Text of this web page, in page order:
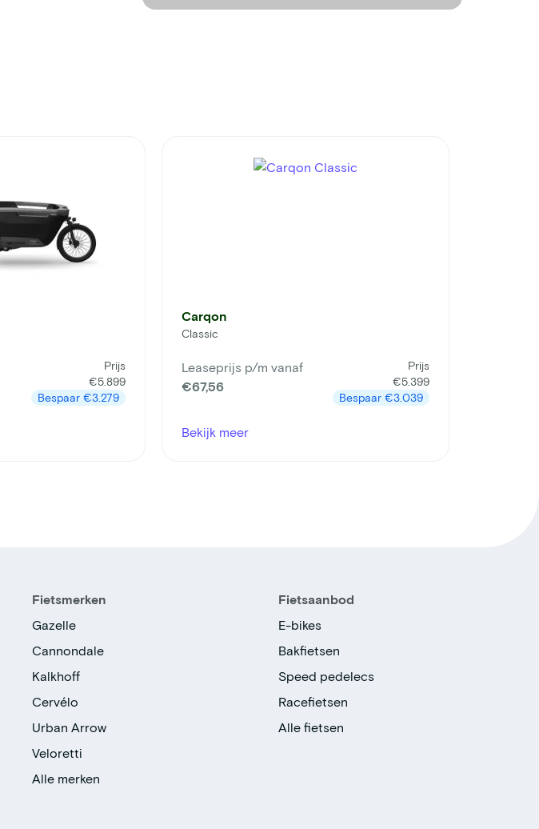
Prijs
€5.899
Bespaar €3.279
Carqon
Classic
Leaseprijs p/m vanaf
€67,56
Prijs
€5.399
Bespaar €3.039
Bekijk meer
Fietsmerken
Gazelle
Cannondale
Kalkhoff
Cervélo
Urban Arrow
Veloretti
Alle merken
Fietsaanbod
E-bikes
Bakfietsen
Speed pedelecs
Racefietsen
Alle fietsen